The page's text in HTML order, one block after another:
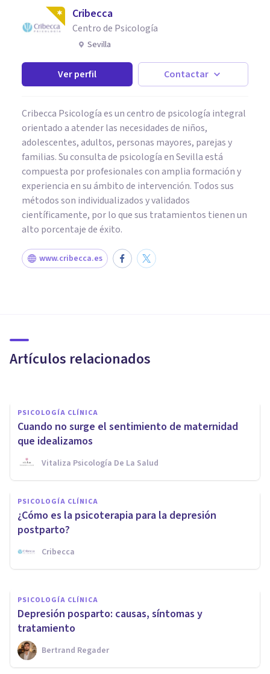
Cribecca
Centro de Psicología
Sevilla
Ver perfil Contactar
Cribecca Psicología es un centro de psicología integral
orientado a atender las necesidades de niños,
adolescentes, adultos, personas mayores, parejas y
familias. Su consulta de psicología en Sevilla está
compuesta por profesionales con amplia formación y
experiencia en su ámbito de intervención. Todos sus
métodos son individualizados y validados
científicamente, por lo que sus tratamientos tienen un
alto porcentaje de éxito.
www.cribecca.es
Artículos relacionados
superarla
PSICOLOGÍA CLÍNICA
Cuando no surge el sentimiento de maternidad
que idealizamos
Vitaliza Psicología De La Salud
PSICOLOGÍA CLÍNICA
¿Cómo es la psicoterapia para la depresión
postparto?
Cribecca
PSICOLOGÍA CLÍNICA
Los 8 trastornos psicológicos
que pueden surgir durante el
embarazo
Xavier Molina
PSICOLOGÍA CLÍNICA
Depresión posparto: causas, síntomas y
tratamiento
Bertrand Regader